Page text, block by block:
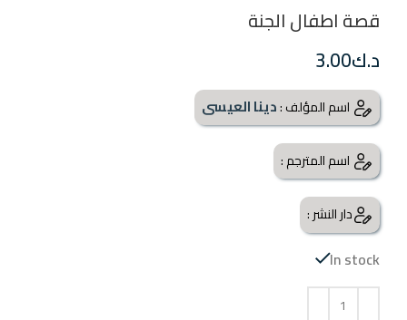
قصة اطفال الجنة
د.ك3.00
اسم المؤلف :دينا العيسى
اسم المترجم :
دار النشر :
In stock